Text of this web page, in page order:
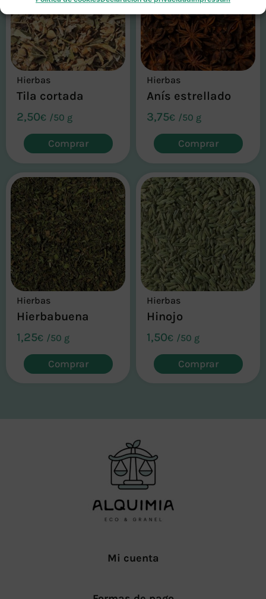
Hierbas
Tila cortada
2,50€ /50 g
Comprar
Hierbas
Anís estrellado
3,75€ /50 g
Comprar
Hierbas
Hierbabuena
1,25€ /50 g
Comprar
Hierbas
Hinojo
1,50€ /50 g
Comprar
Mi cuenta